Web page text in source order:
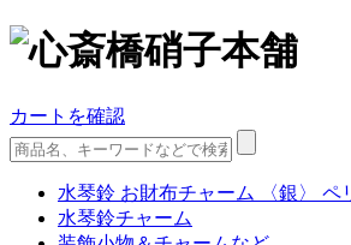
カートを確認
水琴鈴 お財布チャーム 〈銀〉 ペ
水琴鈴チャーム